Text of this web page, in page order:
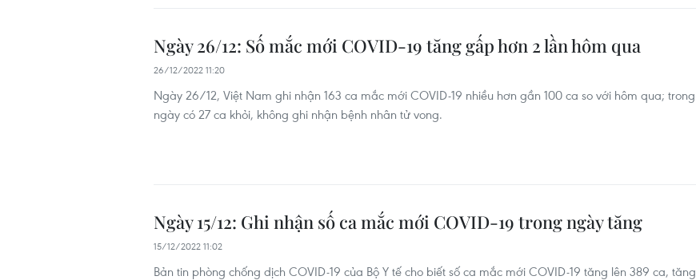
Ngày 26/12: Số mắc mới COVID-19 tăng gấp hơn 2 lần hôm qua
26/12/2022 11:20
Ngày 26/12, Việt Nam ghi nhận 163 ca mắc mới COVID-19 nhiều hơn gần 100 ca so với hôm qua; trong
ngày có 27 ca khỏi, không ghi nhận bệnh nhân tử vong.
Ngày 15/12: Ghi nhận số ca mắc mới COVID-19 trong ngày tăng
15/12/2022 11:02
Bản tin phòng chống dịch COVID-19 của Bộ Y tế cho biết số ca mắc mới COVID-19 tăng lên 389 ca, tăng